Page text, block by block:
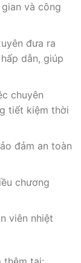
và công
đưa ra
dẫn, giúp
chuyên
tiết kiệm thời
đảm an toàn
chương
viên nhiệt